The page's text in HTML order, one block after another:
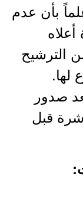
بأن عدم
الترشيح
لها.
صدور
قبل